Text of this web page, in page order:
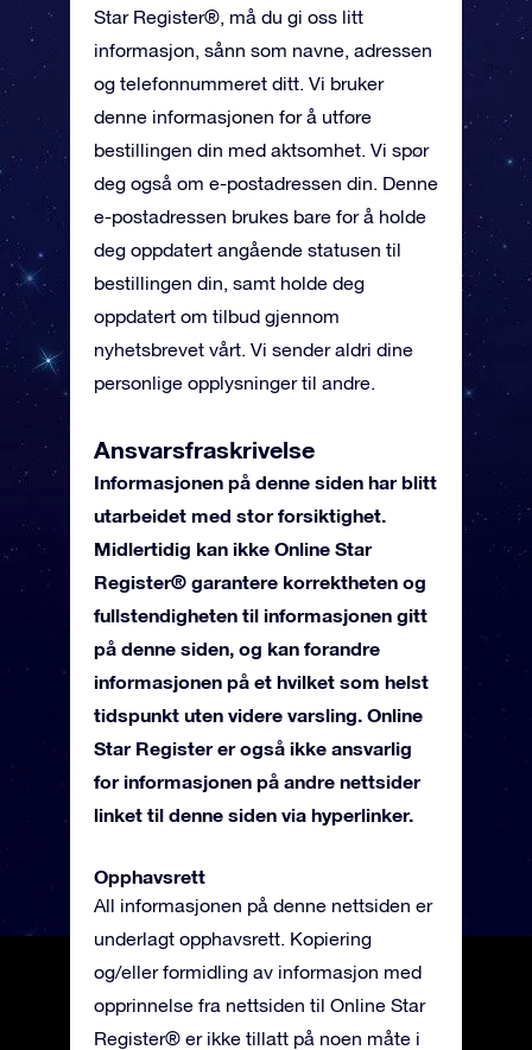
Star Register®, må du gi oss litt
informasjon, sånn som navne, adressen
og telefonnummeret ditt. Vi bruker
denne informasjonen for å utføre
bestillingen din med aktsomhet. Vi spør
deg også om e-postadressen din. Denne
e-postadressen brukes bare for å holde
deg oppdatert angående statusen til
bestillingen din, samt holde deg
oppdatert om tilbud gjennom
nyhetsbrevet vårt. Vi sender aldri dine
personlige opplysninger til andre.
Ansvarsfraskrivelse
Informasjonen på denne siden har blitt
utarbeidet med stor forsiktighet.
Midlertidig kan ikke Online Star
Register® garantere korrektheten og
fullstendigheten til informasjonen gitt
på denne siden, og kan forandre
informasjonen på et hvilket som helst
tidspunkt uten videre varsling. Online
Star Register er også ikke ansvarlig
for informasjonen på andre nettsider
linket til denne siden via hyperlinker.
Opphavsrett
All informasjonen på denne nettsiden er
underlagt opphavsrett. Kopiering
og/eller formidling av informasjon med
opprinnelse fra nettsiden til Online Star
Register® er ikke tillatt på noen måte i